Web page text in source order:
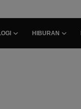
HIBURAN